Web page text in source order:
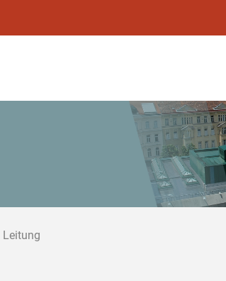
Leitung